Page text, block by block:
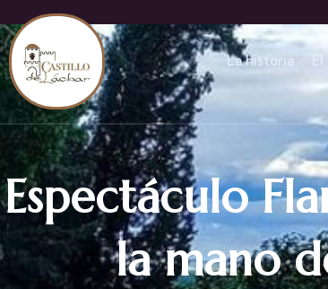
La historia
Espectáculo
la mano